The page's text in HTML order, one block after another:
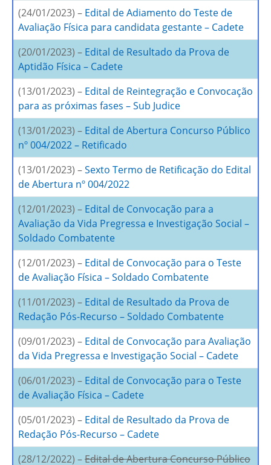
(24/01/2023) – Edital de Adiamento do Teste de
Avaliação Física para candidata gestante – Cadete
(20/01/2023) – Edital de Resultado da Prova de
Aptidão Física – Cadete
(13/01/2023) – Edital de Reintegração e Convocação
para as próximas fases – Sub Judice
(13/01/2023) – Edital de Abertura Concurso Público
nº 004/2022 – Retificado
(13/01/2023) –Sexto Termo de Retificação do Edital
de Abertura nº 004/2022
(12/01/2023) – Edital de Convocação para a
Avaliação da Vida Pregressa e Investigação Social –
Soldado Combatente
(12/01/2023) – Edital de Convocação para o Teste
de Avaliação Física – Soldado Combatente
(11/01/2023) – Edital de Resultado da Prova de
Redação Pós-Recurso – Soldado Combatente
(09/01/2023) – Edital de Convocação para Avaliação
da Vida Pregressa e Investigação Social – Cadete
(06/01/2023) – Edital de Convocação para o Teste
de Avaliação Física – Cadete
(05/01/2023) – Edital de Resultado da Prova de
Redação Pós-Recurso – Cadete
(28/12/2022) –Edital de Abertura Concurso Público